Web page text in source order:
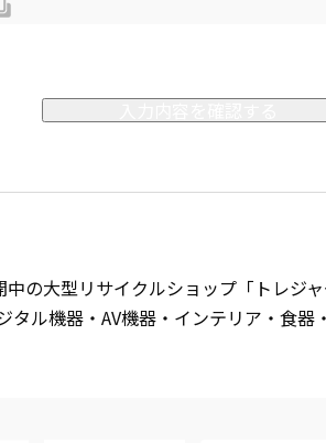
の大型リサイクルショップ「トレジ
タル機器・AV機器・インテリア・食